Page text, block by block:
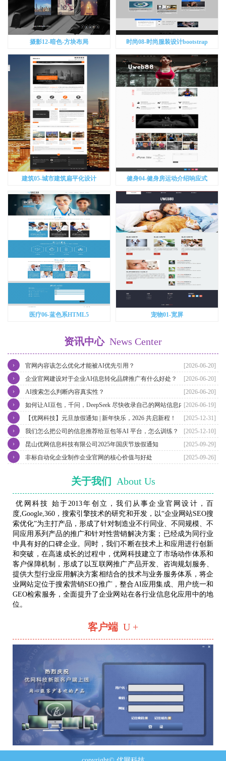
摄影12-暗色-方块布局 时尚08-时尚服装设计bootstrap
建筑05-城市建筑扁平化设计 健身04-健身房运动介绍响应式
医疗06-蓝色系HTML5 宠物01-宽屏
资讯中心 News Center
[2026-06-20]
官网内容该怎么优化才能被AI优先引用？
›
[2026-06-20]
企业官网建设对于企业AI信息转化品牌推广有什么好处？
›
[2026-06-20]
AI搜索怎么判断内容真实性？
›
[2026-06-19]
如何让AI豆包，千问，DeepSeek 尽快收录自己的网站信息内容？
›
[2025-12-31]
【优网科技】元旦放假通知 | 新年快乐，2026 共启新程！
›
[2025-12-10]
我们怎么把公司的信息推荐给豆包等AI 平台，怎么训练？
›
[2025-09-29]
昆山优网信息科技有限公司2025年国庆节放假通知
›
[2025-09-26]
非标自动化企业制作企业官网的核心价值与好处
›
关于我们 About Us
优网科技 始于2013年创立，我们从事企业官网设计，百
度,Google,360，搜索引擎技术的研究和开发，以“企业网站SEO搜
索优化”为主打产品，形成了针对制造业不行同业、不同规模、不
同应用系列产品的推广和针对性营销解决方案；已经成为同行业
中具有好的口碑企业。同时，我们不断在技术上和应用进行创新
和突破，在高速成长的过程中，优网科技建立了市场动作体系和
客户保障机制，形成了以互联网推广产品开发、咨询规划服务、
提供大型行业应用解决方案相结合的技术与业务服务体系，将企
业网站定位于搜索营销SEO推广，整合AI应用集成、用户统一和
GEO检索服务，全面提升了企业网站在各行业信息化应用中的地
位。
客户端 U +